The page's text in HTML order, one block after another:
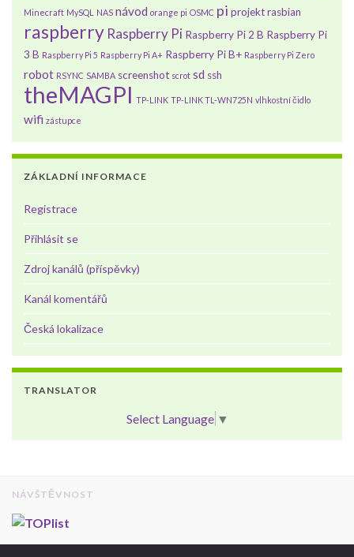
Minecraft MySQL NAS návod orange pi OSMC pi projektrasbian
raspberry Raspberry Pi Raspberry Pi 2 B Raspberry Pi
3 B Raspberry Pi 5 Raspberry Pi A+ Raspberry Pi B+ Raspberry Pi Zero
robot RSYNC SAMBA screenshot scrot sd ssh
theMAGPI TP-LINK TP-LINK TL-WN725N vlhkostní čidlo
wifi zástupce
ZÁKLADNÍ INFORMACE
Registrace
Přihlásit se
Zdroj kanálů (příspěvky)
Kanál komentářů
Česká lokalizace
TRANSLATOR
Select Language ▼
NÁVŠTĚVNOST